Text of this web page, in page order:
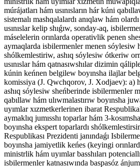
múrájatları hám usınısların hár kúni
sistemalı mashqalalardı anıqlaw hám
usınıslar kelip shıǵıw, sonday-aq,
máselelerin orınlarda operativlik penen
aymaqlarda isbilermenler menen sóylesiw
shólkemlestiriw, ashıq sóylesiw ótkeriw
usınıslar hám qatnasıwshılar dizimin
kúnin keńnen belgilew boyınsha ilajlar
komissiya (J. Qwchqorov, J. Xodjaev): a)
ashıq sóylesiw sheńberinde isbilermenler
qabıllaw hám ulıwmalastırıw boyınsha
uyımlar xızmetkerlerinen ibarat
aymaklıq jumısshı toparlar hám 3-
boyınsha ekspert toparlardı
Respublikası Prezidenti janındaǵı
boyınsha jamiyetlik keńes (keyingi
ministrlik hám uyımlar basshıları
isbilermenler katnasıwında baspasóz